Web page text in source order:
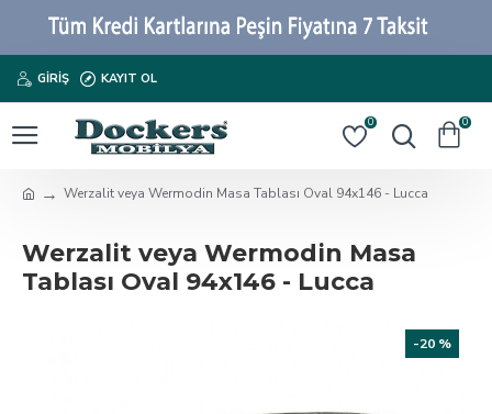
GIRIŞ KAYIT OL
0 0
Werzalit veya Wermodin Masa Tablası Oval 94x146 - Lucca
Werzalit veya Wermodin Masa
Tablası Oval 94x146 - Lucca
-20 %